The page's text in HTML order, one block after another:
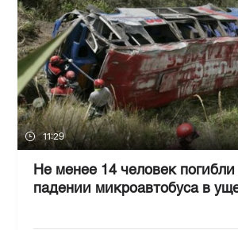
11:29
Не менее 14 человек погибли
падении микроавтобуса в